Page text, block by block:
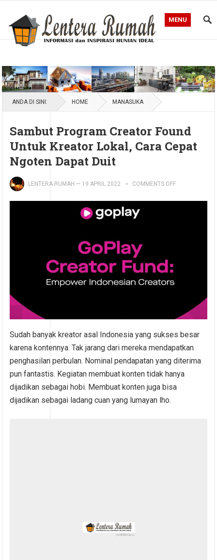
MENU
ANDA DI SINI: HOME MANASUKA
Sambut Program Creator Found
Untuk Kreator Lokal, Cara Cepat
Ngoten Dapat Duit
LENTERA RUMAH — 19 APRIL 2022 COMMENTS OFF
Sudah banyak kreator asal Indonesia yang sukses besar
karena kontennya. Tak jarang dari mereka mendapatkan
penghasilan perbulan. Nominal pendapatan yang diterima
pun fantastis. Kegiatan membuat konten tidak hanya
dijadikan sebagai hobi. Membuat konten juga bisa
dijadikan sebagai ladang cuan yang lumayan lho.